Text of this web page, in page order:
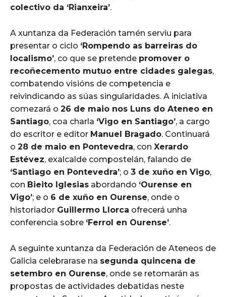
colectivo da ‘Rianxeira’.
A xuntanza da Federación tamén serviu para
presentar o ciclo ‘Rompendo as barreiras do
localismo’, co que se pretende promover o
recoñecemento mutuo entre cidades galegas,
combatendo visións de competencia e
reivindicando as súas singularidades. A iniciativa
comezará o 26 de maio nos Luns do Ateneo en
Santiago, coa charla ‘Vigo en Santiago’, a cargo
do escritor e editor Manuel Bragado. Continuará
o 28 de maio en Pontevedra, con Xerardo
Estévez, exalcalde compostelán, falando de
‘Santiago en Pontevedra’; o 3 de xuño en Vigo,
con Bieito Iglesias abordando ‘Ourense en
Vigo’; e o 6 de xuño en Ourense, onde o
historiador Guillermo Llorca ofrecerá unha
conferencia sobre ‘Ferrol en Ourense’.
A seguinte xuntanza da Federación de Ateneos de
Galicia celebrarase na segunda quincena de
setembro en Ourense, onde se retomarán as
propostas de actividades debatidas neste